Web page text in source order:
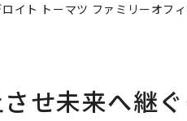
イト トーマツ ファミリーオフ
せ未来へ継